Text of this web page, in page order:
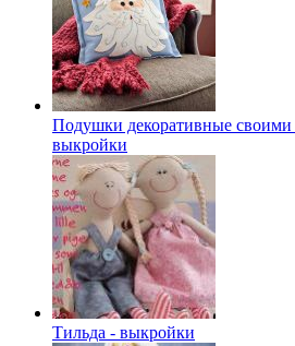
Подушки декоративные
выкройки
Тильда - выкройки